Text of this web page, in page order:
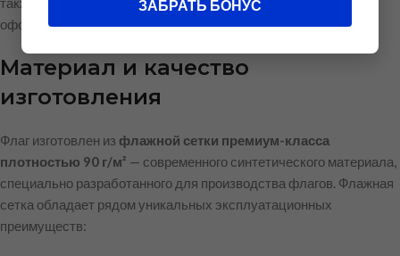
оформления пространства.
Материал и качество
изготовления
Флаг изготовлен из флажной сетки премиум-класса
плотностью 90 г/м² — современного синтетического материала,
специально разработанного для производства флагов. Флажная
сетка обладает рядом уникальных эксплуатационных
преимуществ:
ЗАБРАТЬ БОНУС